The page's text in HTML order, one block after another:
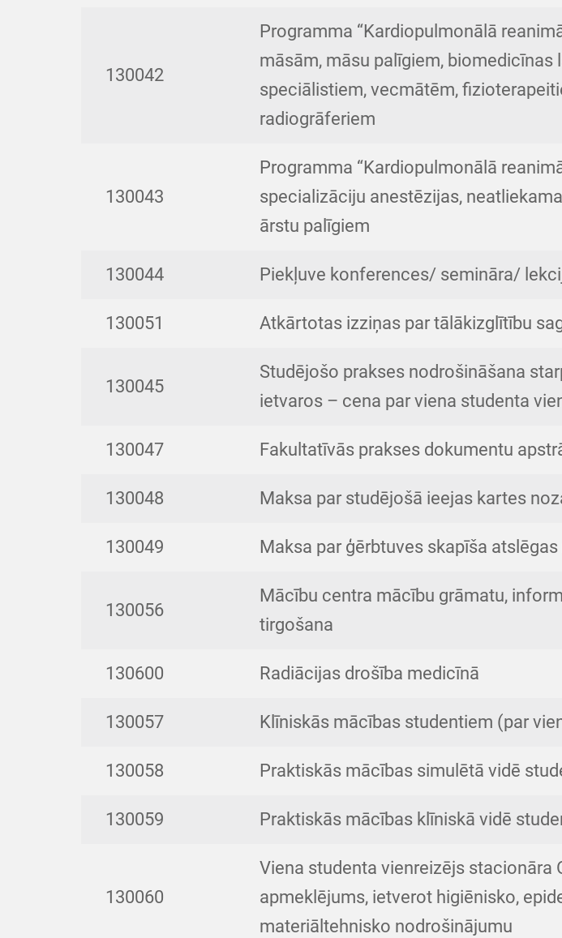
130042
Programma “Kardiopulmonālā
māsām, māsu palīgiem,
speciālistiem, vecmātēm,
radiogrāferiem
130043
Programma “Kardiopulmonālā
specializāciju anestēzijas,
ārstu palīgiem
130044 Piekļuve konferences/ semināra/
130051 Atkārtotas izziņas par tālākizglītību
130045
Studējošo prakses nodrošināšana
ietvaros – cena par viena studenta
130047 Fakultatīvās prakses dokumentu
130048 Maksa par studējošā ieejas kartes
130049 Maksa par ģērbtuves skapīša
130056
Mācību centra mācību grāmatu,
tirgošana
130600 Radiācijas drošība medicīnā
130057 Klīniskās mācības studentiem (par
130058 Praktiskās mācības simulētā vidē
130059 Praktiskās mācības klīniskā vidē
130060
Viena studenta vienreizējs stacionāra
apmeklējums, ietverot higiēnisko,
materiāltehnisko nodrošinājumu